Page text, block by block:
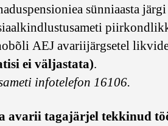
sünniaasta
AEJ avariijärgsetel
ei väljastata).
infotelefon 16106.
avarii tagajärjel tekkinud